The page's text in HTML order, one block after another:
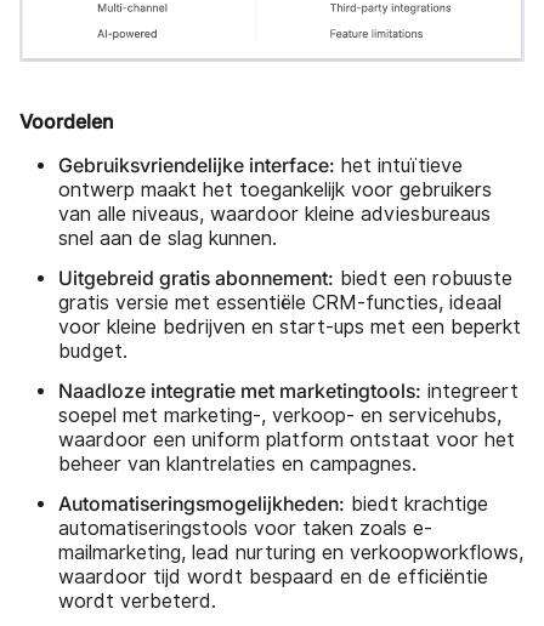
Voordelen
Gebruiksvriendelijke interface: het intuïtieve
ontwerp maakt het toegankelijk voor gebruikers
van alle niveaus, waardoor kleine adviesbureaus
snel aan de slag kunnen.
Uitgebreid gratis abonnement: biedt een robuuste
gratis versie met essentiële CRM-functies, ideaal
voor kleine bedrijven en start-ups met een beperkt
budget.
Naadloze integratie met marketingtools: integreert
soepel met marketing-, verkoop- en servicehubs,
waardoor een uniform platform ontstaat voor het
beheer van klantrelaties en campagnes.
Automatiseringsmogelijkheden: biedt krachtige
automatiseringstools voor taken zoals e-
mailmarketing, lead nurturing en verkoopworkflows,
waardoor tijd wordt bespaard en de efficiëntie
wordt verbeterd.